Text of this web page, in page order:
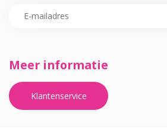
Meer informatie
Klantenservice